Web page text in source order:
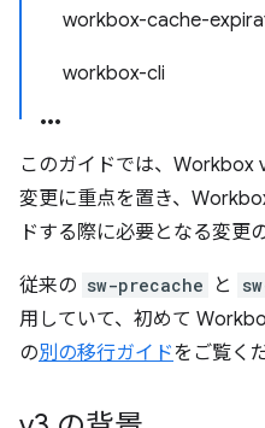
workbox-cache-
workbox-cli
このガイドでは、Workbox
変更に重点を置き、
ドする際に必要となる変更
従来の sw-precache と
用していて、初めて
の別の移行ガイドをご覧く